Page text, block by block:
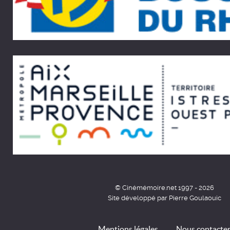
© Cinémémoire.net 1997 - 2026
Site développé par Pierre Goulaouic